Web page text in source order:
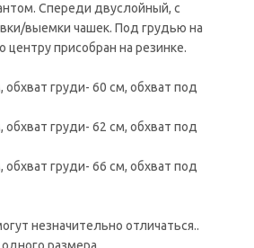
Спереди двуслойный, с
выемки чашек. Под грудью на
центру присобран на резинке.
груди- 60 см, обхват под
груди- 62 см, обхват под
груди- 66 см, обхват под
незначительно отличаться..